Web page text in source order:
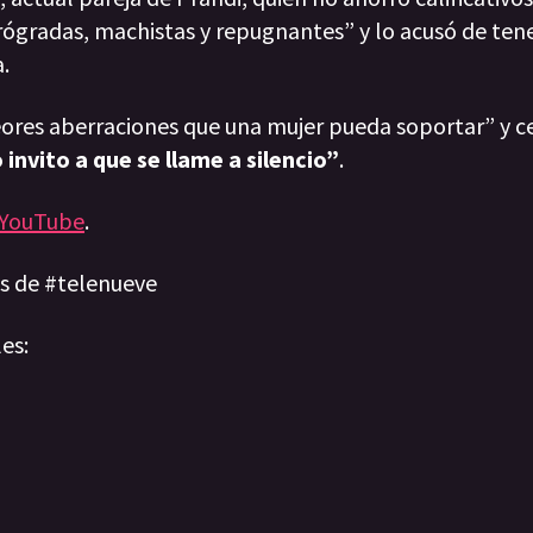
machistas y repugnantes” y lo acusó de
aberraciones que una mujer pueda soportar” y
invito a que se llame a silencio”.
.
de #telenueve